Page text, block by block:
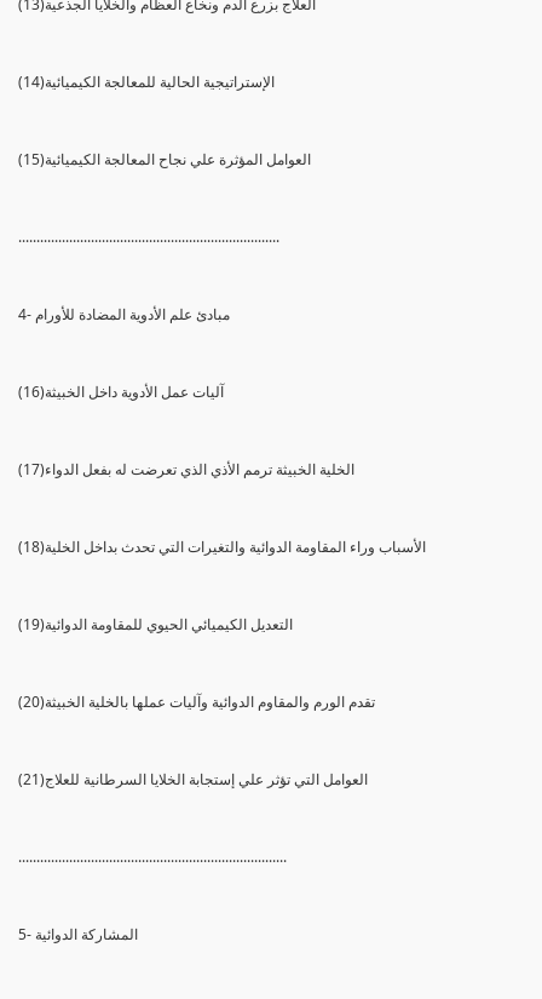
(14)الإستراتيجية الحالية للمعالجة الكيميائية
(15)العوامل المؤثرة علي نجاح المعالجة الكيميائية
........................................................................
4- مبادئ علم الأدوية المضادة للأورام
(16)آليات عمل الأدوية داخل الخبيثة
(17)الخلية الخبيثة ترمم الأذي الذي تعرضت له بفعل الدواء
(18)الأسباب وراء المقاومة الدوائية والتغيرات التي تحدث بداخل الخلية
(19)التعديل الكيميائي الحيوي للمقاومة الدوائية
(20)تقدم الورم والمقاوم الدوائية وآليات عملها بالخلية الخبيثة
(21)العوامل التي تؤثر علي إستجابة الخلايا السرطانية للعلاج
..........................................................................
5- المشاركة الدوائية